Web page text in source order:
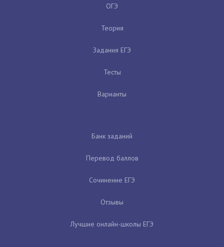
ОГЭ
Теория
Задания ЕГЭ
Тесты
Варианты
Банк заданий
Перевод баллов
Сочинение ЕГЭ
Отзывы
Лучшие онлайн-школы ЕГЭ